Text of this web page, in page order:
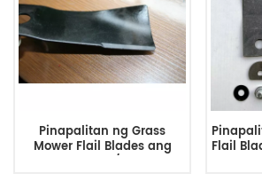
Pinapalitan ng Grass
Mower Flail Blades ang
Honda HRU 195/196 19Inch
Flail